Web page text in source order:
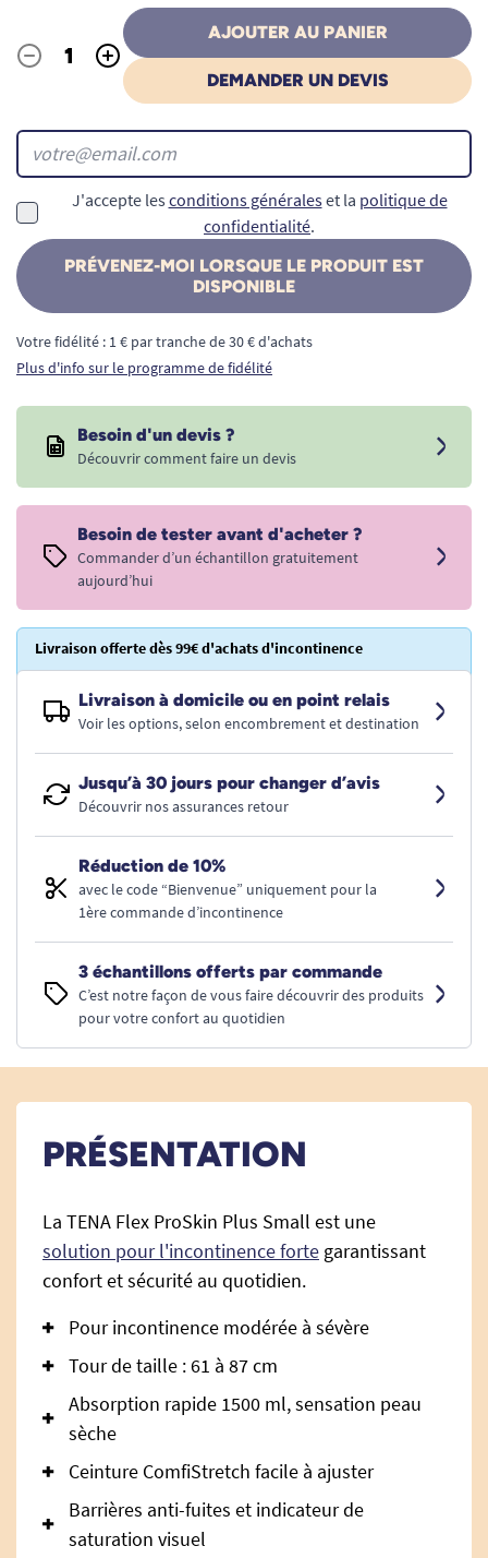
Quantité
- +
AJOUTER AU PANIER
DEMANDER UN DEVIS
J'accepte les conditions généraleset la politique de
confidentialité.
PRÉVENEZ-MOI LORSQUE LE PRODUIT EST
DISPONIBLE
Votre fidélité : 1 € par tranche de 30 € d'achats
Plus d'info sur le programme de fidélité
Besoin d'un devis ?
Découvrir comment faire un devis
Besoin de tester avant d'acheter ?
Commander d’un échantillon gratuitement
aujourd’hui
Livraison offerte dès 99€ d'achats d'incontinence
Livraison à domicile ou en point relais
Voir les options, selon encombrement et destination
Jusqu’à 30 jours pour changer d’avis
Découvrir nos assurances retour
Réduction de 10%
avec le code “Bienvenue” uniquement pour la
1ère commande d’incontinence
3 échantillons offerts par commande
C’est notre façon de vous faire découvrir des produits
pour votre confort au quotidien
PRÉSENTATION
La TENA Flex ProSkin Plus Small est une
solution pour l'incontinence forte garantissant
confort et sécurité au quotidien.
Pour incontinence modérée à sévère
Tour de taille : 61 à 87 cm
Absorption rapide 1500 ml, sensation peau
sèche
Ceinture ComfiStretch facile à ajuster
Barrières anti-fuites et indicateur de
saturation visuel